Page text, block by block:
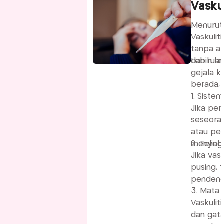
tanpa
dan
Lebih
gejala
1.
Jika
atau
2.
Jika
pusing,
3. Mata
dan